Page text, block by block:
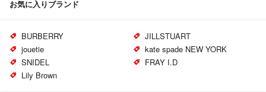
お気に入りブランド
BURBERRY
JILLSTUART
jouetie
kate spade NEW YORK
SNIDEL
FRAY I.D
Lily Brown